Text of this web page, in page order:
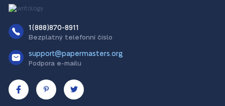
1(888)870-8911
Bezplatný telefonní číslo
support@papermasters.org
Podpora e-mailu